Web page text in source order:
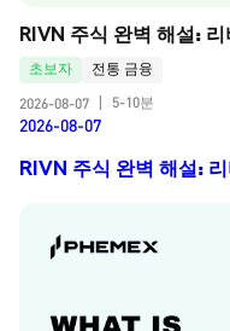
RIVN 주식 완벽 해설:
초보자
전통 금융
2026-08-07
5-10분
2026-08-07
RIVN 주식 완벽 해설: